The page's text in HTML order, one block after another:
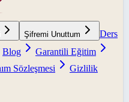
Şifremi Unuttum
Ders
Blog
Garantili Eğitim
Sözleşmesi
Gizlilik